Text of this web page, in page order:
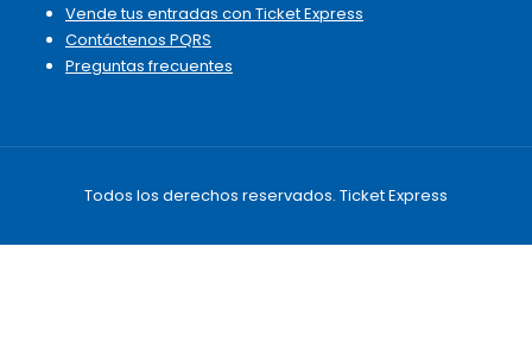
Vende tus entradas con Ticket Express
Contáctenos PQRS
Preguntas frecuentes
Todos los derechos reservados. Ticket Express